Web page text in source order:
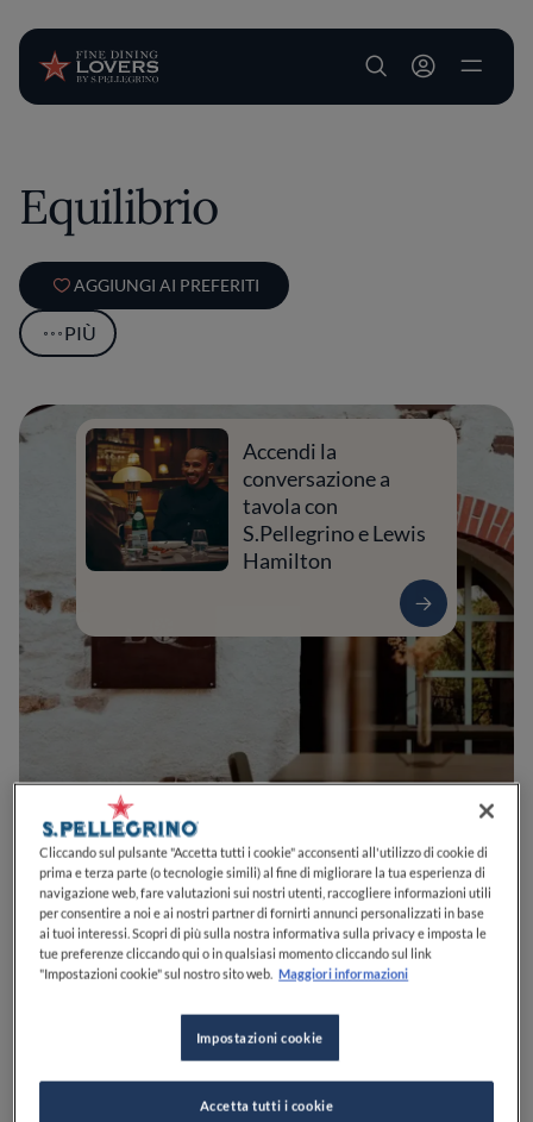
User account
Equilibrio
AGGIUNGI AI PREFERITI
PIÙ
0 0 0 0 0
Accendi la
conversazione a
tavola con
S.Pellegrino e Lewis
Hamilton
Località Martin, 1318024DolcedoIMItalia
Venerdì,19:00-23:59
VEDI SULLA MAPPA +39 0183 684685
Cliccando sul pulsante "Accetta tutti i cookie" acconsenti all'utilizzo di cookie di
prima e terza parte (o tecnologie simili) al fine di migliorare la tua esperienza di
navigazione web, fare valutazioni sui nostri utenti, raccogliere informazioni utili
per consentire a noi e ai nostri partner di fornirti annunci personalizzati in base
ai tuoi interessi. Scopri di più sulla nostra informativa sulla privacy e imposta le
tue preferenze cliccando qui o in qualsiasi momento cliccando sul link
"Impostazioni cookie" sul nostro sito web. Maggiori informazioni
Impostazioni cookie
Accetta tutti i cookie